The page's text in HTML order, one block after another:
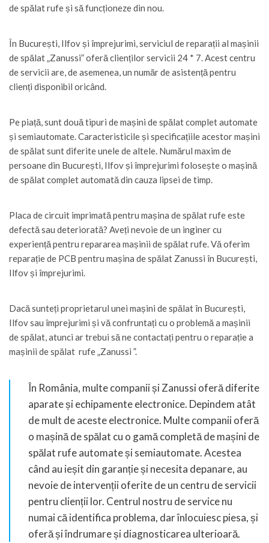
de spălat rufe și să funcționeze din nou.
În București, Ilfov și împrejurimi, serviciul de reparații al mașinii
de spălat „Zanussi” oferă clienților servicii 24 * 7. Acest centru
de servicii are, de asemenea, un număr de asistență pentru
clienți disponibil oricând.
Pe piață, sunt două tipuri de mașini de spălat complet automate
și semiautomate. Caracteristicile și specificațiile acestor mașini
de spălat sunt diferite unele de altele. Numărul maxim de
persoane din București, Ilfov și împrejurimi folosește o mașină
de spălat complet automată din cauza lipsei de timp.
Placa de circuit imprimată pentru mașina de spălat rufe este
defectă sau deteriorată? Aveți nevoie de un inginer cu
experiență pentru repararea mașinii de spălat rufe. Vă oferim
reparație de PCB pentru mașina de spălat Zanussi în București,
Ilfov și împrejurimi.
Dacă sunteți proprietarul unei mașini de spălat în București,
Ilfov sau împrejurimi și vă confruntați cu o problemă a mașinii
de spălat, atunci ar trebui să ne contactați pentru o reparație a
mașinii de spălat rufe „Zanussi ”.
În România, multe companii și Zanussi oferă diferite
aparate și echipamente electronice. Depindem atât
de mult de aceste electronice. Multe companii oferă
o mașină de spălat cu o gamă completă de mașini de
spălat rufe automate și semiautomate. Acestea
când au ieșit din garanție și necesita depanare, au
nevoie de intervenții oferite de un centru de servicii
pentru clienții lor. Centrul nostru de service nu
numai că identifica problema, dar înlocuiesc piesa, și
oferă și îndrumare și diagnosticarea ulterioară.